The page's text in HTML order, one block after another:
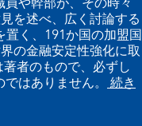
を述べ、広く討論する
く、191か国の加盟国
の金融安定性強化に取
者のもので、必ずし
はありません。 続き